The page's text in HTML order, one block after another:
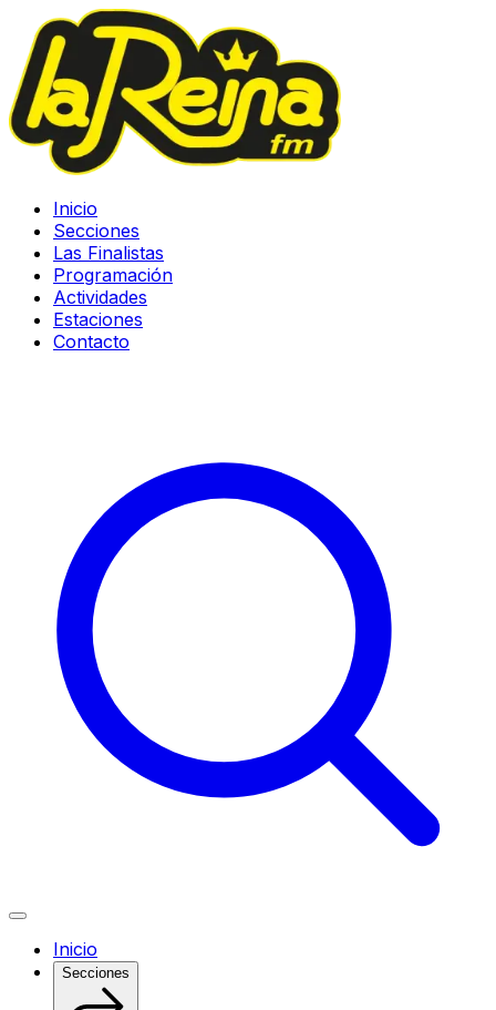
Inicio
Secciones
Las Finalistas
Programación
Actividades
Estaciones
Contacto
Inicio
Secciones